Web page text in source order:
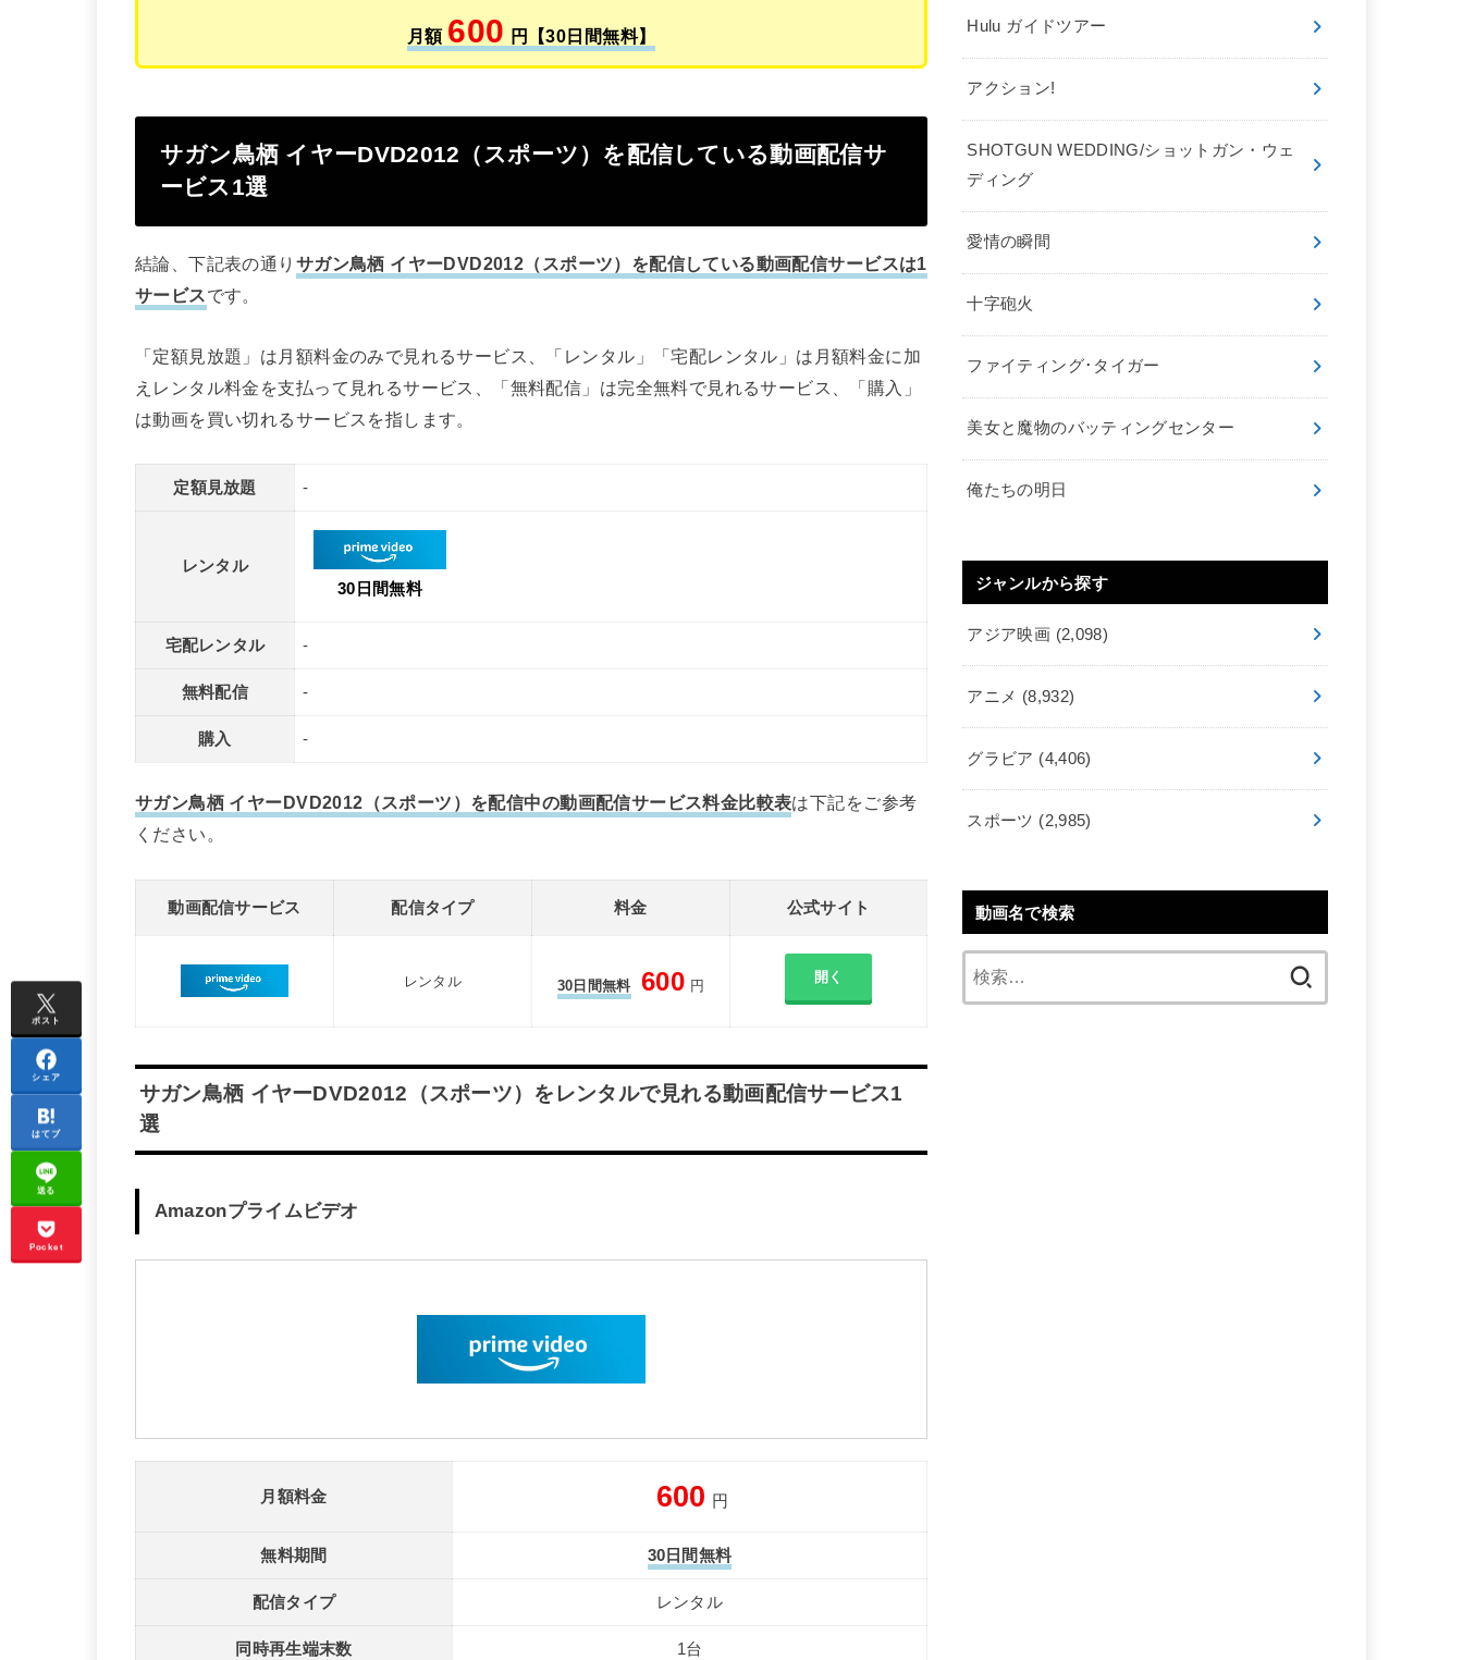
月額 600 円【30日間無料】
サガン鳥栖 イヤーDVD2012（スポーツ）を配信している動画配信サ
ービス1選
結論、下記表の通り サガン鳥栖 イヤーDVD2012（スポーツ）を配信している動画配信サービスは1
サービスです。
「定額見放題」は月額料金のみで見れるサービス、「レンタル」「宅配レンタル」は月額料金に加
えレンタル料金を支払って見れるサービス、「無料配信」は完全無料で見れるサービス、「購入」
は動画を買い切れるサービスを指します。
定額見放題 -
レンタル
30日間無料
宅配レンタル -
無料配信 -
購入 -
サガン鳥栖 イヤーDVD2012（スポーツ）を配信中の動画配信サービス料金比較表は下記をご参考
ください。
動画配信サービス 配信タイプ 料金 公式サイト
レンタル 30日間無料 600 円 開く
サガン鳥栖 イヤーDVD2012（スポーツ）をレンタルで見れる動画配信サービス1
選
Amazonプライムビデオ
月額料金 600 円
無料期間 30日間無料
配信タイプ レンタル
同時再生端末数 1台
ポスト
シェア
はてブ
送る
Pocket
Hulu ガイドツアー
アクション!
SHOTGUN WEDDING/ショットガン・ウェ
ディング
愛情の瞬間
十字砲火
ファイティング･タイガー
美女と魔物のバッティングセンター
俺たちの明日
ジャンルから探す
アジア映画 (2,098)
アニメ (8,932)
グラビア (4,406)
スポーツ (2,985)
動画名で検索